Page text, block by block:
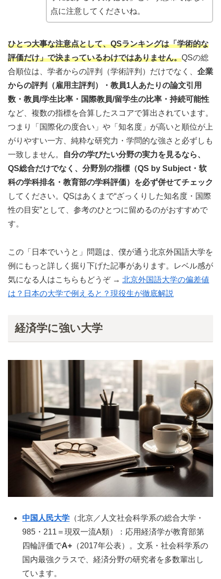
点に注意してくださいね。
ひとつ大事な注意点として、QSランキングは「学術的な
評価だけ」で決まっているわけではありません。QSの総
合順位は、学者からの評判（学術評判）だけでなく、 企業
からの評判（雇用主評判）・教員1人あたりの論文引用
数・教員/学生比率・国際教員/留学生の比率・持続可能性
など、複数の指標を合算したスコアで算出されています。
つまり「国際化の度合い」や「知名度」が高いと順位が上
がりやすい一方、純粋な研究力・学問的な強さと必ずしも
一致しません。
自分の学びたい分野の実力を見るなら、
QS総合だけでなく、分野別の指標（QS by Subject・软
科の学科排名・教育部の学科評価）を必ず併せてチェック
してください。QSはあくまで“ざっくりした知名度・国際
性の目安”として、参考のひとつに留めるのがおすすめで
す。
この「日本でいうと」問題は、僕が通う北京外国語大学を
例にもっと詳しく掘り下げた記事があります。レベル感が
気になる人はこちらもどうぞ → 北京外国語大学の偏差値
は？日本の大学で例えると？現役生が徹底解説
経済学に強い大学
中国人民大学 （北京／人文社会科学系の総合大学・
985・211＝現双一流A類）：応用経済学が教育部第
四輪評価でA+ （2017年公表）。文系・社会科学系の
国内最強クラスで、経済分野の研究者を多数輩出し
ています。